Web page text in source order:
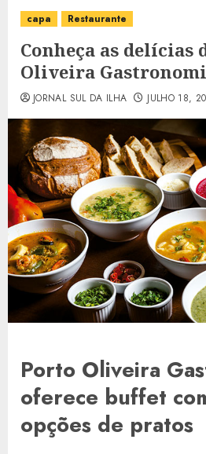
capa Restaurante
Conheça as delícias
Oliveira
JORNAL SUL DA ILHA JULHO 18,
Porto Oliveira
oferece buffet
opções de pratos